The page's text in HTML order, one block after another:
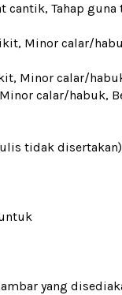
cantik, Tahap
Minor calar/
Minor calar/
Minor calar/habuk,
tidak disertakan)
yang